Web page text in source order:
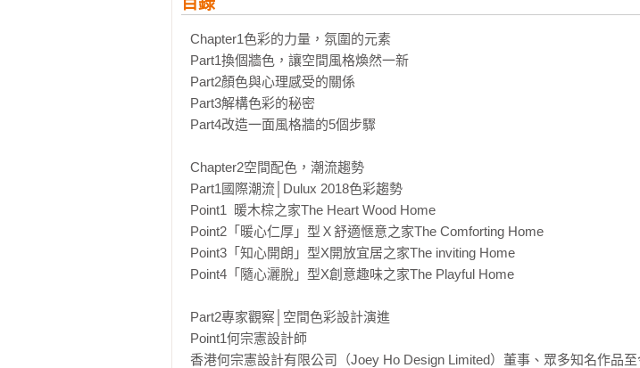
Chapter1色彩的力量，氛圍的元素
Part1換個牆色，讓空間風格煥然一新
Part2顏色與心理感受的關係
Part3解構色彩的秘密
Part4改造一面風格牆的5個步驟
Chapter2空間配色，潮流趨勢
Part1國際潮流│Dulux 2018色彩趨勢
Point1  暖木棕之家The Heart Wood Home
Point2「暖心仁厚」型Ｘ舒適愜意之家The Comforting Home
Point3「知心開朗」型X開放宜居之家The inviting Home
Point4「隨心灑脫」型X創意趣味之家The Playful Home
Part2專家觀察│空間色彩設計演進
Point1何宗憲設計師
香港何宗憲設計有限公司（Joey Ho Design Limited）董事、眾多知名作品